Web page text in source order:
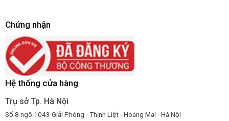
Chứng nhận
Hệ thống cửa hàng
Trụ sở Tp. Hà Nội
Số 8 ngõ 1043 Giải Phóng - Thịnh Liệt - Hoàng Mai - Hà Nội